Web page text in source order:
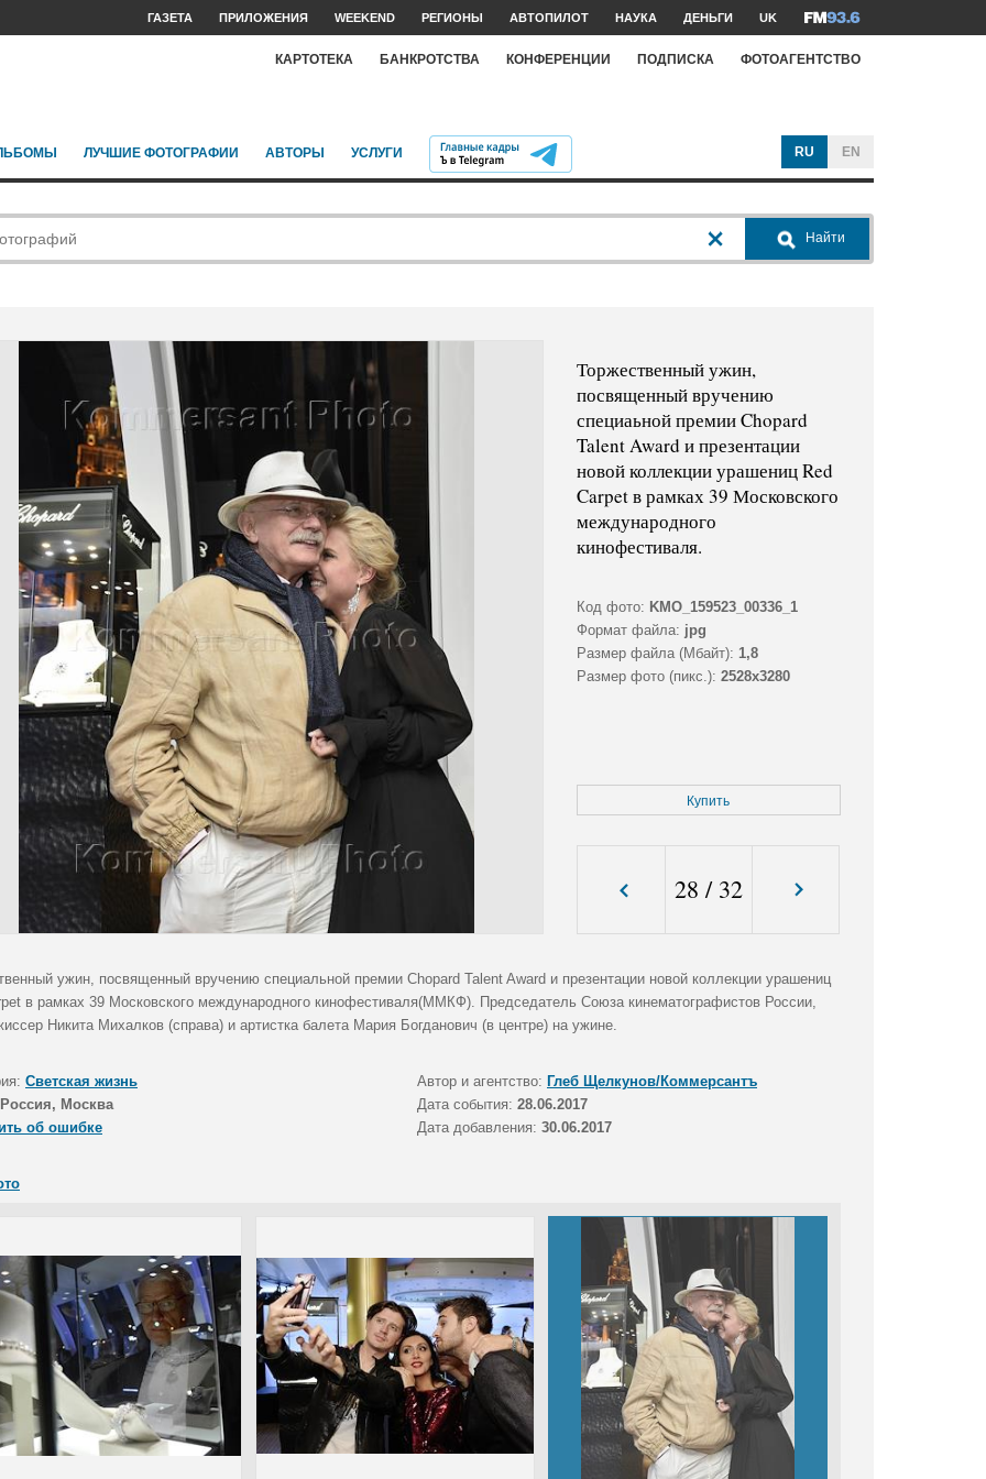
ГАЗЕТА ПРИЛОЖЕНИЯ WEEKEND РЕГИОНЫ АВТОПИЛОТ НАУКА ДЕНЬГИ UK
КАРТОТЕКА БАНКРОТСТВА КОНФЕРЕНЦИИ ПОДПИСКА ФОТОАГЕНТСТВО
ЛУЧШИЕ ФОТОГРАФИИ АВТОРЫ УСЛУГИ RU EN
Найти
Торжественный ужин,
посвященный вручению
специаьной премии Chopard
Talent Award и презентации
новой коллекции урашениц Red
Carpet в рамках 39 Московского
международного
кинофестиваля.
Код фото: KMO_159523_00336_1
Формат файла: jpg
Размер файла (Мбайт): 1,8
Размер фото (пикс.): 2528x3280
Купить
28 / 32
ужин, посвященный вручению специальной премии Chopard Talent Award и презентации новой коллекции урашениц
в рамках 39 Московского международного кинофестиваля(ММКФ). Председатель Союза кинематографистов России,
Никита Михалков (справа) и артистка балета Мария Богданович (в центре) на ужине.
Светская жизнь Автор и агентство: Глеб Щелкунов/Коммерсантъ
Россия, Москва Дата события: 28.06.2017
об ошибке
Дата добавления: 30.06.2017